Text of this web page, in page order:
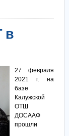
в
27 февраля
2021 г. на
базе
Калужской
ОТШ
ДОСААФ
прошли